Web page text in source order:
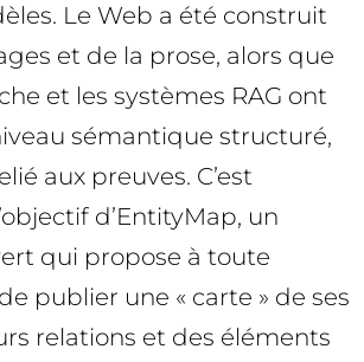
Le Web a été construit
et de la prose, alors que
et les systèmes RAG ont
sémantique structuré,
aux preuves. C’est
d’EntityMap, un
qui propose à toute
publier une « carte » de ses
relations et des éléments